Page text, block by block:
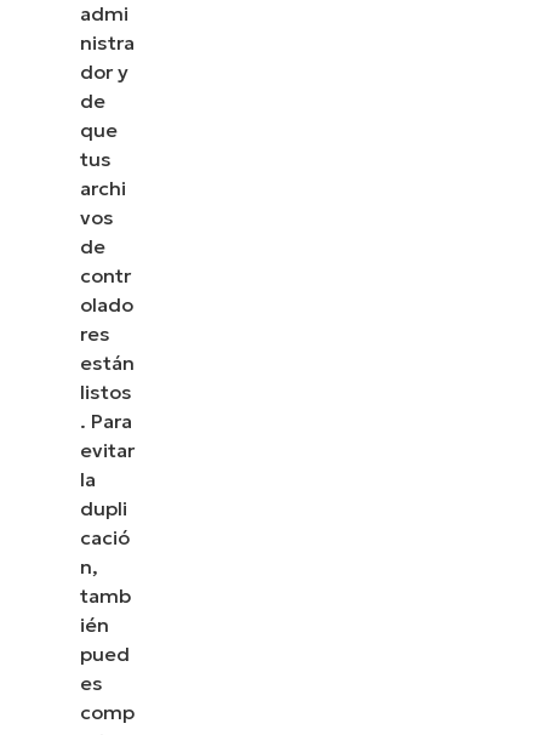
admi
nistra
dor y
de
que
tus
archi
vos
de
contr
olado
res
están
listos
. Para
evitar
la
dupli
cació
n,
tamb
ién
pued
es
comp